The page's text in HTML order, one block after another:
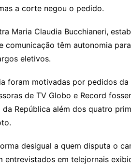
a corte negou o pedido.
Maria Claudia Bucchianeri,
têm autonomia
eletivos.
foram motivadas por pedidos da
de TV Globo e Record
República além dos quatro
desigual a quem disputa o
em telejornais